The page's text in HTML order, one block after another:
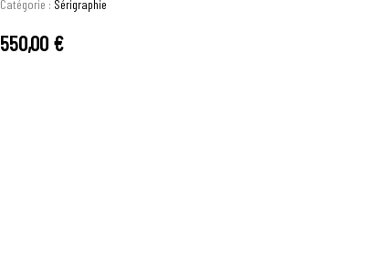
Catégorie : Sérigraphie
550,00 €